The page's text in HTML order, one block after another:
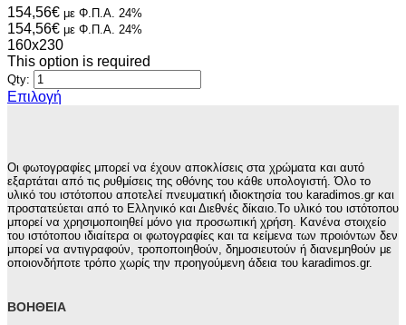
να
επιλεγούν
στη
σελίδα
του
προϊόντος
154,56€ με Φ.Π.Α. 24%
154,56€ με Φ.Π.Α. 24%
160x230
This option is required
Qty:
Επιλογή
έχει
πολλαπλές
παραλλαγές.
Οι
επιλογές
μπορούν
να
σελίδα
Οι φωτογραφίες μπορεί να έχουν αποκλίσεις στα χρώματα και αυτό
εξαρτάται από τις ρυθμίσεις της οθόνης του κάθε υπολογιστή. Όλο το
υλικό του ιστότοπου αποτελεί πνευματική ιδιοκτησία του karadimos.gr και
προστατεύεται από το Ελληνικό και Διεθνές δίκαιο.Το υλικό του ιστότοπου
μπορεί να χρησιμοποιηθεί μόνο για προσωπική χρήση. Κανένα στοιχείο
του ιστότοπου ιδιαίτερα οι φωτογραφίες και τα κείμενα των προιόντων δεν
μπορεί να αντιγραφούν, τροποποιηθούν, δημοσιευτούν ή διανεμηθούν με
οποιονδήποτε τρόπο χωρίς την προηγούμενη άδεια του karadimos.gr.
ΒΟΉΘΕΙΑ